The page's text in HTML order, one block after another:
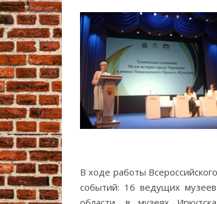
В ходе работы
событий: 16 ведущих